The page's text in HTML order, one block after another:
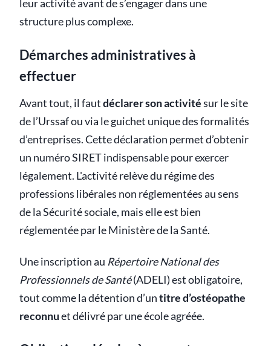
leur activité avant de s’engager dans une
structure plus complexe.
Démarches administratives à
effectuer
Avant tout, il fautdéclarer son activitésur le site
de l’Urssaf ou via le guichet unique des formalités
d’entreprises. Cette déclaration permet d’obtenir
un numéro SIRET indispensable pour exercer
légalement. L'activité relève du régime des
professions libérales non réglementées au sens
de la Sécurité sociale, mais elle est bien
réglementée par le Ministère de la Santé.
Une inscription au Répertoire National des
Professionnels de Santé(ADELI) est obligatoire,
tout comme la détention d’untitre d’ostéopathe
reconnuet délivré par une école agréée.